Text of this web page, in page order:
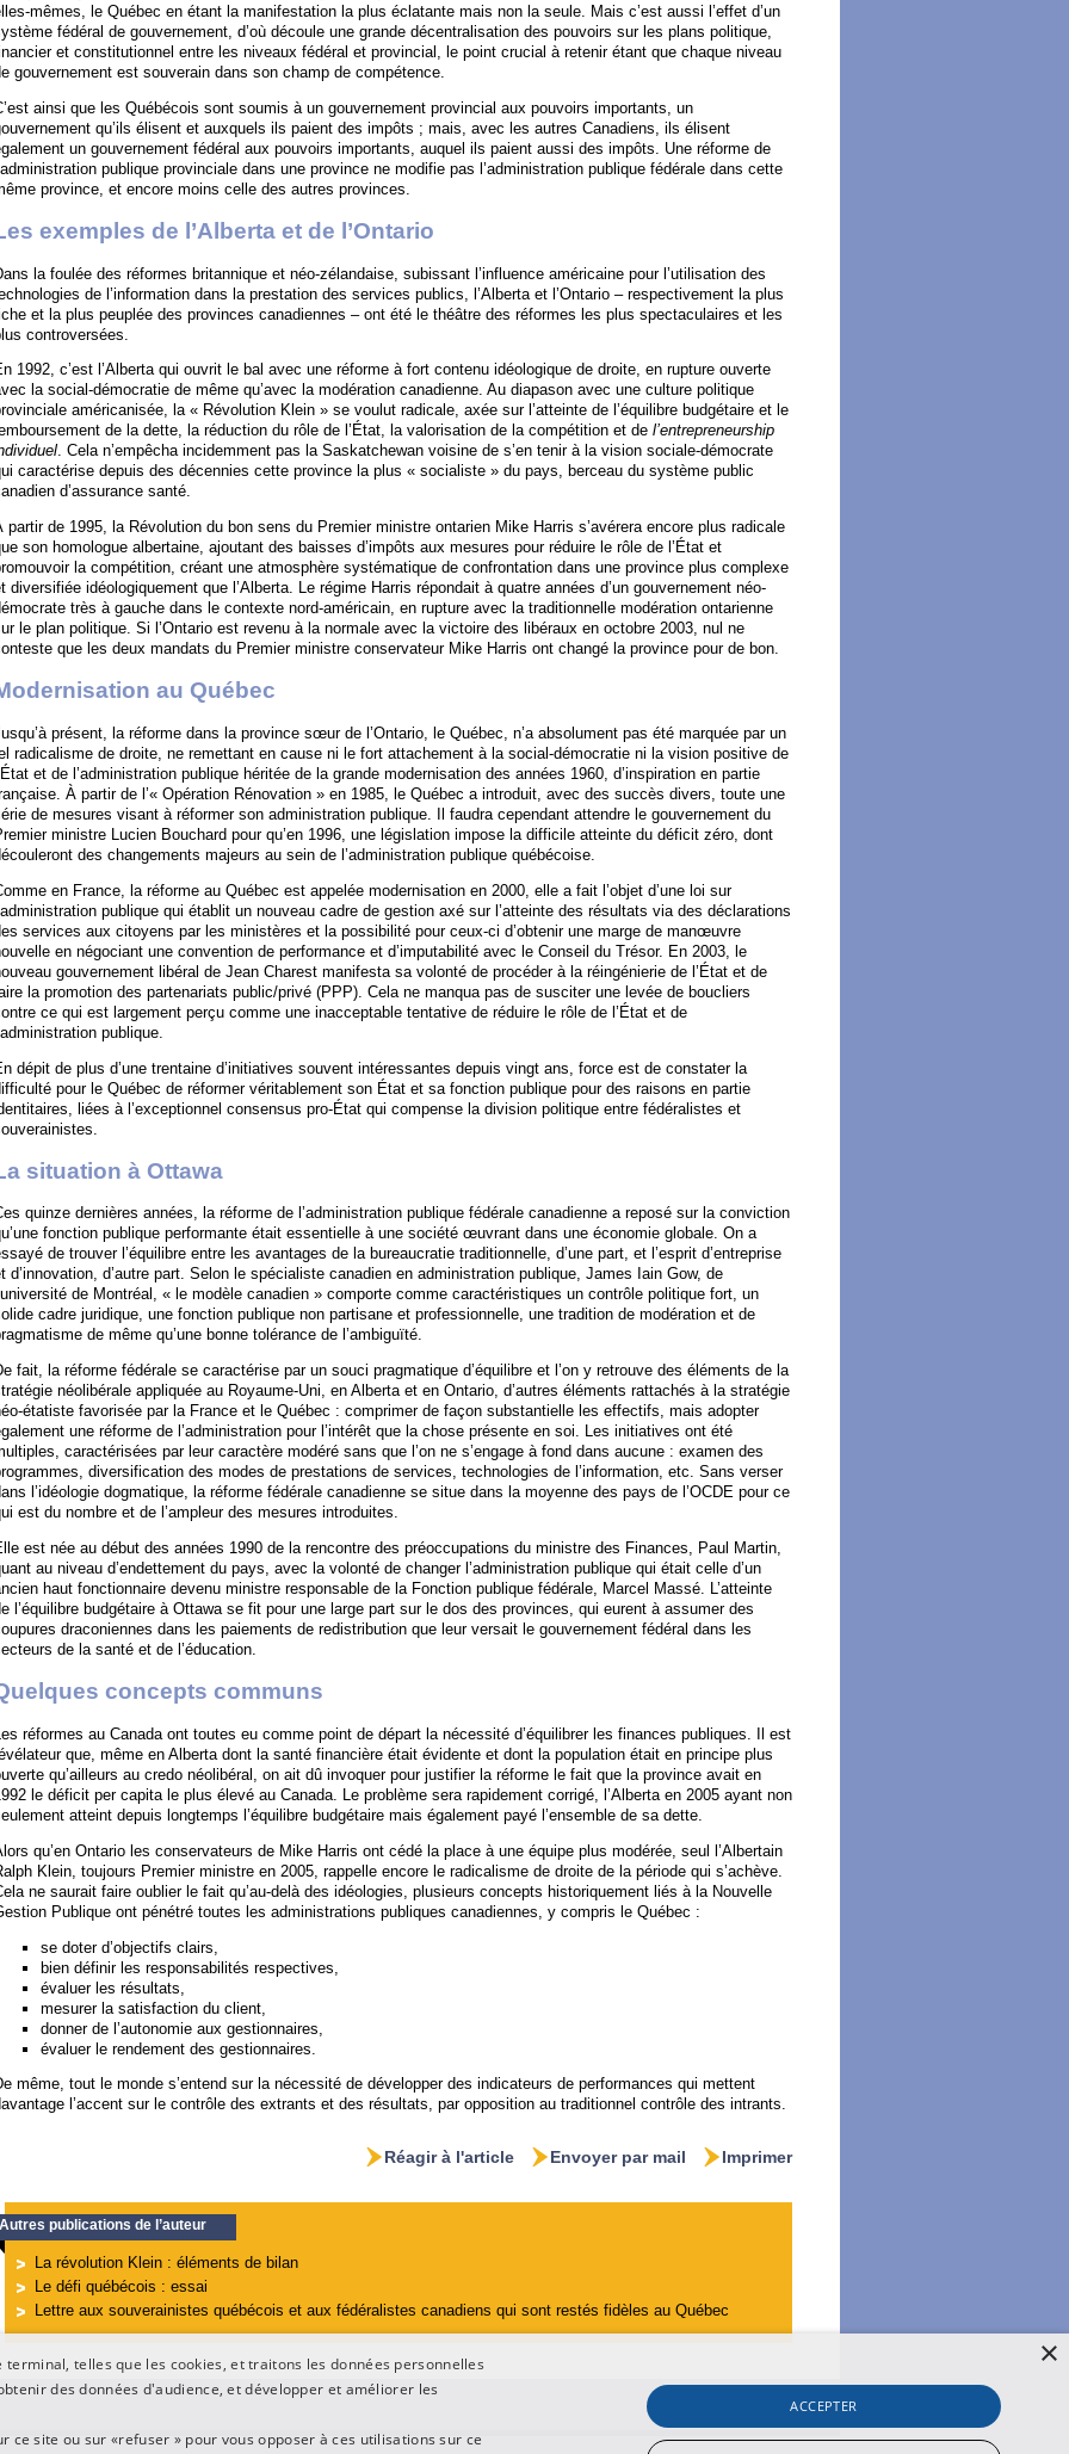
mêmes, le Québec en étant la manifestation la plus éclatante mais non la seule. Mais c’est aussi l’effet d’un
fédéral de gouvernement, d’où découle une grande décentralisation des pouvoirs sur les plans politique,
et constitutionnel entre les niveaux fédéral et provincial, le point crucial à retenir étant que chaque niveau
gouvernement est souverain dans son champ de compétence.
ainsi que les Québécois sont soumis à un gouvernement provincial aux pouvoirs importants, un
qu’ils élisent et auxquels ils paient des impôts ; mais, avec les autres Canadiens, ils élisent
un gouvernement fédéral aux pouvoirs importants, auquel ils paient aussi des impôts. Une réforme de
publique provinciale dans une province ne modifie pas l’administration publique fédérale dans cette
province, et encore moins celle des autres provinces.
exemples de l’Alberta et de l’Ontario
la foulée des réformes britannique et néo-zélandaise, subissant l’influence américaine pour l’utilisation des
de l’information dans la prestation des services publics, l’Alberta et l’Ontario – respectivement la plus
et la plus peuplée des provinces canadiennes – ont été le théâtre des réformes les plus spectaculaires et les
controversées.
1992, c’est l’Alberta qui ouvrit le bal avec une réforme à fort contenu idéologique de droite, en rupture ouverte
la social-démocratie de même qu’avec la modération canadienne. Au diapason avec une culture politique
américanisée, la « Révolution Klein » se voulut radicale, axée sur l’atteinte de l’équilibre budgétaire et le
de la dette, la réduction du rôle de l’État, la valorisation de la compétition et de l’entrepreneurship
. Cela n’empêcha incidemment pas la Saskatchewan voisine de s’en tenir à la vision sociale-démocrate
caractérise depuis des décennies cette province la plus « socialiste » du pays, berceau du système public
d’assurance santé.
partir de 1995, la Révolution du bon sens du Premier ministre ontarien Mike Harris s’avérera encore plus radicale
son homologue albertaine, ajoutant des baisses d’impôts aux mesures pour réduire le rôle de l’État et
la compétition, créant une atmosphère systématique de confrontation dans une province plus complexe
diversifiée idéologiquement que l’Alberta. Le régime Harris répondait à quatre années d’un gouvernement néo-
très à gauche dans le contexte nord-américain, en rupture avec la traditionnelle modération ontarienne
le plan politique. Si l’Ontario est revenu à la normale avec la victoire des libéraux en octobre 2003, nul ne
que les deux mandats du Premier ministre conservateur Mike Harris ont changé la province pour de bon.
au Québec
présent, la réforme dans la province sœur de l’Ontario, le Québec, n’a absolument pas été marquée par un
radicalisme de droite, ne remettant en cause ni le fort attachement à la social-démocratie ni la vision positive de
et de l’administration publique héritée de la grande modernisation des années 1960, d’inspiration en partie
À partir de l’« Opération Rénovation » en 1985, le Québec a introduit, avec des succès divers, toute une
de mesures visant à réformer son administration publique. Il faudra cependant attendre le gouvernement du
ministre Lucien Bouchard pour qu’en 1996, une législation impose la difficile atteinte du déficit zéro, dont
des changements majeurs au sein de l’administration publique québécoise.
en France, la réforme au Québec est appelée modernisation en 2000, elle a fait l’objet d’une loi sur
publique qui établit un nouveau cadre de gestion axé sur l’atteinte des résultats via des déclarations
services aux citoyens par les ministères et la possibilité pour ceux-ci d’obtenir une marge de manœuvre
en négociant une convention de performance et d’imputabilité avec le Conseil du Trésor. En 2003, le
gouvernement libéral de Jean Charest manifesta sa volonté de procéder à la réingénierie de l’État et de
la promotion des partenariats public/privé (PPP). Cela ne manqua pas de susciter une levée de boucliers
ce qui est largement perçu comme une inacceptable tentative de réduire le rôle de l’État et de
publique.
dépit de plus d’une trentaine d’initiatives souvent intéressantes depuis vingt ans, force est de constater la
pour le Québec de réformer véritablement son État et sa fonction publique pour des raisons en partie
liées à l’exceptionnel consensus pro-État qui compense la division politique entre fédéralistes et
situation à Ottawa
quinze dernières années, la réforme de l’administration publique fédérale canadienne a reposé sur la conviction
fonction publique performante était essentielle à une société œuvrant dans une économie globale. On a
de trouver l’équilibre entre les avantages de la bureaucratie traditionnelle, d’une part, et l’esprit d’entreprise
d’innovation, d’autre part. Selon le spécialiste canadien en administration publique, James Iain Gow, de
de Montréal, « le modèle canadien » comporte comme caractéristiques un contrôle politique fort, un
cadre juridique, une fonction publique non partisane et professionnelle, une tradition de modération et de
de même qu’une bonne tolérance de l’ambiguïté.
fait, la réforme fédérale se caractérise par un souci pragmatique d’équilibre et l’on y retrouve des éléments de la
néolibérale appliquée au Royaume-Uni, en Alberta et en Ontario, d’autres éléments rattachés à la stratégie
étatiste favorisée par la France et le Québec : comprimer de façon substantielle les effectifs, mais adopter
une réforme de l’administration pour l’intérêt que la chose présente en soi. Les initiatives ont été
caractérisées par leur caractère modéré sans que l’on ne s’engage à fond dans aucune : examen des
diversification des modes de prestations de services, technologies de l’information, etc. Sans verser
l’idéologie dogmatique, la réforme fédérale canadienne se situe dans la moyenne des pays de l’OCDE pour ce
est du nombre et de l’ampleur des mesures introduites.
est née au début des années 1990 de la rencontre des préoccupations du ministre des Finances, Paul Martin,
au niveau d’endettement du pays, avec la volonté de changer l’administration publique qui était celle d’un
haut fonctionnaire devenu ministre responsable de la Fonction publique fédérale, Marcel Massé. L’atteinte
l’équilibre budgétaire à Ottawa se fit pour une large part sur le dos des provinces, qui eurent à assumer des
draconiennes dans les paiements de redistribution que leur versait le gouvernement fédéral dans les
de la santé et de l’éducation.
concepts communs
Les réformes au Canada ont toutes eu comme point de départ la nécessité d’équilibrer les finances publiques. Il est
que, même en Alberta dont la santé financière était évidente et dont la population était en principe plus
qu’ailleurs au credo néolibéral, on ait dû invoquer pour justifier la réforme le fait que la province avait en
le déficit per capita le plus élevé au Canada. Le problème sera rapidement corrigé, l’Alberta en 2005 ayant non
atteint depuis longtemps l’équilibre budgétaire mais également payé l’ensemble de sa dette.
qu’en Ontario les conservateurs de Mike Harris ont cédé la place à une équipe plus modérée, seul l’Albertain
Klein, toujours Premier ministre en 2005, rappelle encore le radicalisme de droite de la période qui s’achève.
ne saurait faire oublier le fait qu’au-delà des idéologies, plusieurs concepts historiquement liés à la Nouvelle
Publique ont pénétré toutes les administrations publiques canadiennes, y compris le Québec :
se doter d’objectifs clairs,
bien définir les responsabilités respectives,
évaluer les résultats,
mesurer la satisfaction du client,
donner de l’autonomie aux gestionnaires,
évaluer le rendement des gestionnaires.
même, tout le monde s’entend sur la nécessité de développer des indicateurs de performances qui mettent
l’accent sur le contrôle des extrants et des résultats, par opposition au traditionnel contrôle des intrants.
Imprimer
Envoyer par mail
Réagir à l'article
Autres publications de l’auteur
La révolution Klein : éléments de bilan
Le défi québécois : essai
Lettre aux souverainistes québécois et aux fédéralistes canadiens qui sont restés fidèles au Québec
telles que les cookies, et traitons les données personnelles
des données d'audience, et développer et améliorer les
site ou sur «refuser » pour vous opposer à ces utilisations sur ce
ACCEPTER
×